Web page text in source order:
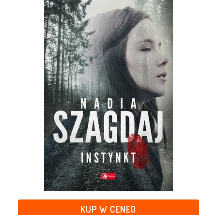
KUP W CENEO